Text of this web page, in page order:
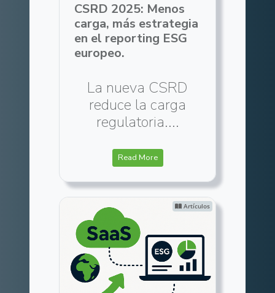
CSRD 2025: Menos
carga, más estrategia
en el reporting ESG
europeo.
La nueva CSRD
reduce la carga
regulatoria....
Read More
Artículos